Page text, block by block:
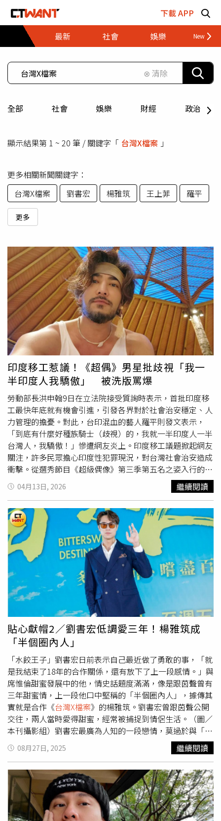
下載 APP
最新
社會 娛樂 財經
⊗ 清除
全部 社會 娛樂 財經 政治
顯示結果第 1 ~ 20 筆 / 關鍵字「 台灣X檔案 」
更多相關新聞關鍵字：
台灣X檔案
劉書宏 楊雅筑 王上菲 羅平
更多
印度移工惹議！《超偶》男星批歧視「我一
半印度人我驕傲」 被洗版罵爆
勞動部長洪申翰9日在立法院接受質詢時表示，首批印度移
工最快年底就有機會引進，引發各界對於社會治安穩定、人
力管理的擔憂。對此，台印混血的藝人羅平則發文表示，
「到底有什麼好種族騎士（歧視）的，我就一半印度人一半
台灣人，我驕傲！」慘遭網友炎上。印度移工議題掀起網友
關注，許多民眾擔心印度性犯罪現況，對台灣社會治安造成
衝擊。從選秀節目《超級偶像》第三季第五名之姿入行的藝
人羅平，10日在Threads發文表達自己看法，「今天的
Threads是有印度之亂嗎？到底有什麼好種族騎士（歧視）
的，我就一半印度人一半台灣人，我驕傲！」貼文曝光後，
引來大批網友不滿回嗆，「印度人名聲在外，是我們台灣人
造成的嗎？他們為何不檢討自己國家制度社會水準，憑甚麼
是我們不能對印度移工有疑慮？」、「你要驕傲什麼？ 從
小身長在台灣，享受台灣給你的福利與安全，站在高點告訴
所有人你驕傲你有印度血統？」、「你驕傲是你家的事，我
們不想台灣治安變壞」、「你能代表所有的印度人嗎？到底
在講什麼？」、「不是歧視，是嫌棄跟厭惡」、「印度連在
救護車上都會被救護車司機及隨車技術人員性侵」。不過也
有粉絲留言安慰羅平，「羅平哥哥很棒，不要在意其他
人」、「你很棒，為你感到驕傲，不用理留言。個人覺得很
多都是同溫層+過濾泡泡產生的結果，也不用跟他們爭
論」。43歲羅平父親是印度人，母親是台灣人，他是印度皇
裔遠房蒙兀兒王朝後代，因而人稱為印度王子。從《超級偶
像》畢業後，羅平參與不少戲劇包含《小資女孩向前衝》、
《女兵日記》、《台灣X檔案》。2019年他與德國女友
Madlen結婚，婚後育有一女。
04月13日, 2026 繼續閱讀
貼心獻帽2／劉書宏低調愛三年！楊雅筑成
「半個圈內人」
「水餃王子」劉書宏日前表示自己最近做了勇敢的事，「就
是我結束了18年的合作關係，還有放下了上一段感情。」與
席惟倫甜蜜發展中的他，情史話題度滿滿，像是跟茵聲曾有
三年甜蜜情，上一段他口中堅稱的「半個圈內人」，據傳其
實就是合作《台灣X檔案》的楊雅筑。劉書宏曾跟茵聲公開
交往，兩人當時愛得甜蜜，經常被捕捉到情侶生活。（圖／
本刊攝影組）劉書宏最廣為人知的一段戀情，莫過於與「這
群人」成員茵聲的交往。兩人當時愛得公開大方，交往長達
三年，還開設了情侶頻道《龍咬死兔》，沒想到2021年5月
就自行拍影片宣佈分手，茵聲坦言自己「太容易吃醋」才提
分手，未來不考慮和演員交往，因為沒辦法接受另一半有吻
戲或其他親密戲，「我太容易吃醋，沒辦法體諒那就不要找
同（工作）性質」。劉書宏跟茵聲分手後，維持良好朋友關
係。（圖／本刊攝影組）跟茵聲分手後，喜愛他們的粉絲大
08月27日, 2025 繼續閱讀